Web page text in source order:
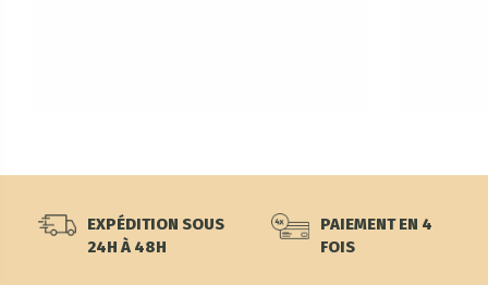
EXPÉDITION SOUS
24H À 48H
PAIEMENT EN 4
FOIS